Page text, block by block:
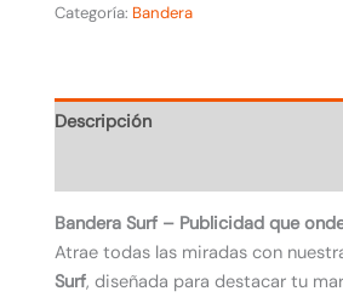
Categoría: Bandera
Descripción
Bandera Surf – Publicidad que
Atrae todas las miradas con
Surf, diseñada para destacar tu